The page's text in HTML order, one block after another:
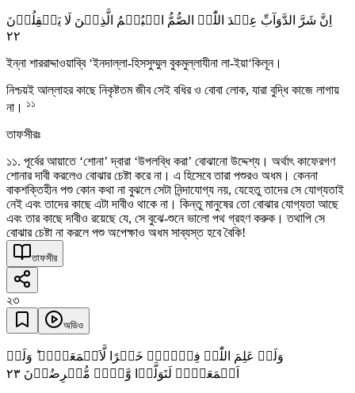
اِنَّ شَرَّ الدَّوَآبِّ عِنۡدَ اللّٰہِ الصُّمُّ الۡبُکۡمُ الَّذِیۡنَ لَا یَعۡقِلُوۡنَ
٢٢
ইন্না শাররাদ্দাওয়াব্বি ‘ইনদাল্লা-হিসসুম্মুল বুকমুল্লাযীনা লা-ইয়া‘কিলূন।
নিশ্চয়ই আল্লাহর কাছে নিকৃষ্টতম জীব সেই বধির ও বোবা লোক, যারা বুদ্ধি কাজে লাগায়
না। ১১
তাফসীরঃ
১১. পূর্বের আয়াতে ‘শোনা’ দ্বারা ‘উপলব্ধি করা’ বোঝানো উদ্দেশ্য। অর্থাৎ কাফেরগণ
শোনার দাবী করলেও বোঝার চেষ্টা করে না। এ হিসেবে তারা পশুরও অধম। কেননা
বাকশক্তিহীন পশু কোন কথা না বুঝলে সেটা নিন্দাযোগ্য নয়, যেহেতু তাদের সে যোগ্যতাই
নেই এবং তাদের কাছে এটা দাবীও থাকে না। কিন্তু মানুষের তো বোঝার যোগ্যতা আছে
এবং তার কাছে দাবীও রয়েছে যে, সে বুঝে-শুনে ভালো পথ গ্রহণ করুক। তথাপি সে
বোঝার চেষ্টা না করলে পশু অপেক্ষাও অধম সাব্যস্ত হবে বৈকি!
তাফসীর
২৩
অডিও
وَلَوۡ عَلِمَ اللّٰہُ فِیۡہِمۡ خَیۡرًا لَّاَسۡمَعَہُمۡ ؕ وَلَوۡ
اَسۡمَعَہُمۡ لَتَوَلَّوۡا وَّہُمۡ مُّعۡرِضُوۡنَ ٢٣